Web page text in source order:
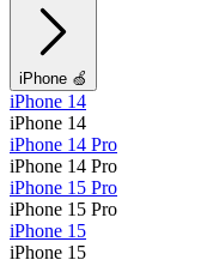
iPhone 🍏
iPhone 14
iPhone 14
iPhone 14 Pro
iPhone 14 Pro
iPhone 15 Pro
iPhone 15 Pro
iPhone 15
iPhone 15